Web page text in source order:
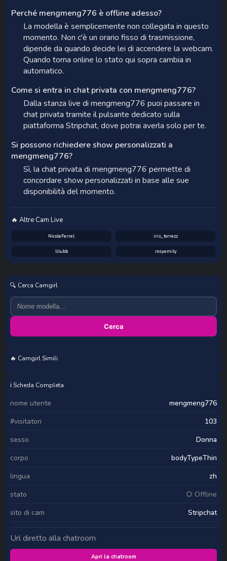
Perché mengmeng776 è offline adesso?
La modella è semplicemente non collegata in questo
momento. Non c'è un orario fisso di trasmissione,
dipende da quando decide lei di accendere la webcam.
Quando torna online lo stato qui sopra cambia in
automatico.
Come si entra in chat privata con mengmeng776?
Dalla stanza live di mengmeng776 puoi passare in
chat privata tramite il pulsante dedicato sulla
piattaforma Stripchat, dove potrai averla solo per te.
Si possono richiedere show personalizzati a
mengmeng776?
Sì, la chat privata di mengmeng776 permette di
concordare show personalizzati in base alle sue
disponibilità del momento.
🔥 Altre Cam Live
NicoleFerrel iris_torrezz
lilubb rosyemily
🔍 Cerca Camgirl
Cerca
🔥 Camgirl Simili
ℹ️ Scheda Completa
nome utente
mengmeng776
#visitatori
103
sesso
Donna
corpo
bodyTypeThin
lingua
zh
stato
○ Offline
sito di cam
Stripchat
Url diretto alla chatroom
Apri la chatroom